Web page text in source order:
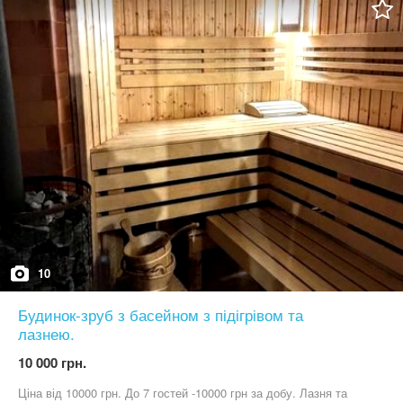
. На другому поверсі: ванна кімната, 4 спальні для комфортного
розміщення до 8 гостей на ніч, та зона відпочинку. Також ви
можете замовити додатковий невеликий будиночок з 4
спальними місцями за додаткову плату 4000 грн за добу . На
третьому поверсі: настільний теніс, покерний стіл та 2 більярдні
столи і також стоять комфортні дивани . Ціна на суботу до 20
гостей 25000. Більше 20 власниця не бере . Ціна понеділок –
четвер -До 10 гостей -16.000грн До 20 – 22.000 грн Ціна
П’ятниця, неділя До 10 гостей – 20.000грн До 20 гостей 23000 грн
Ціна субота До 10 гостей 22.000 До 20 гостей- 25000 грн. Також
при поселенні обов’язково залогова сума яка складає 1000
гривень з гостя. Якщо у вас кампанія 15 гостей , то залогова
сума буде складати 15000 грн. Залогова сума повертається
вам, якщо нічого не пошкоджено в будинку .
10
Будинок-зруб з басейном з підігрівом та
лазнею.
10 000 грн.
Ціна від 10000 грн. До 7 гостей -10000 грн за добу. Лазня та